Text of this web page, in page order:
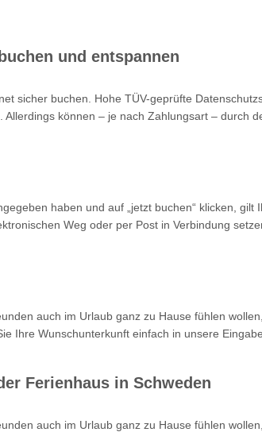
und entspannen
sicher buchen. Hohe TÜV-geprüfte
können – je nach Zahlungsart – durch
haben und auf „jetzt buchen“ klicken,
Weg oder per Post in Verbindung
auch im Urlaub ganz zu Hause fühlen
Ihre Wunschunterkunft einfach in unsere
Ferienhaus in Schweden
auch im Urlaub ganz zu Hause fühlen